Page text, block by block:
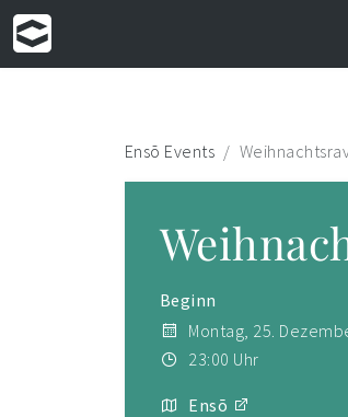
Ensō Events
Beginn
Montag, 25.
23:00 Uhr
Ensō